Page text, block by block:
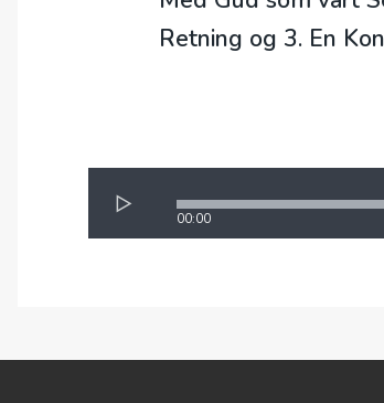
Retning og 3. En
00:00